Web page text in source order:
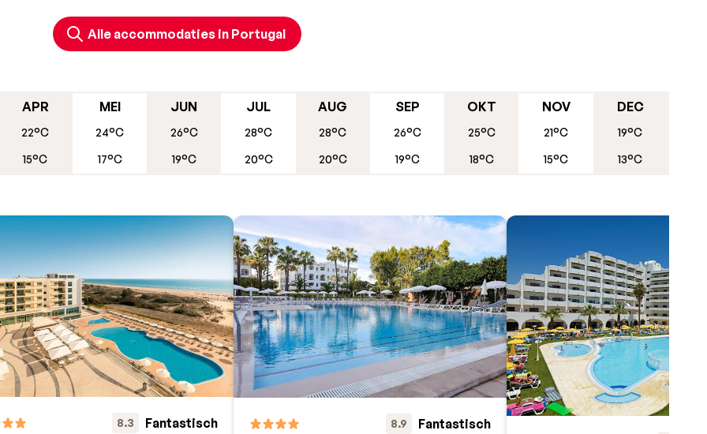
bewonderen in Portugal
een vakantie? Goede keuze! Een romantisch stedentripje
In een all inclusive hotel word je volledig ontzorgd.
duik in het zwembad, ontspan in de sauna en geniet van
naar Portugal? De aanbiedingen hebben we voor je op een
is, is het weer. ‘s Zomers is het met temperaturen rond
winters (18 tot 20 graden) en het hoge aantal zonuren (zo’n
een perfecte winterzonbestemming. Naast op de goudgele
Op deAzorenbijvoorbeeld. Op de groene eilanden heb je het
Doe mee aan een wijnproeverij in Noord-Portugal en maak een
aan de zuidkust. Onderweg heb je zelfs een grote kans om
struin je door eeuwenoude straatjes en langs originele
vakantie naar Portugal?
Alle accommodaties in Portugal
APR
22°C
15°C
MEI
24°C
17°C
JUN
26°C
19°C
JUL
28°C
20°C
AUG
28°C
20°C
SEP
26°C
19°C
OKT
25°C
18°C
NOV
21°C
15°C
DEC
19°C
13°C
8.3 Fantastisch 8.9 Fantastisch